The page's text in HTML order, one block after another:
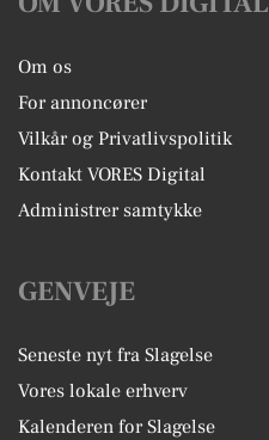
Om os
For annoncører
Vilkår og Privatlivspolitik
Kontakt VORES Digital
Administrer samtykke
GENVEJE
Seneste nyt fra Slagelse
Vores lokale erhverv
Kalenderen for Slagelse